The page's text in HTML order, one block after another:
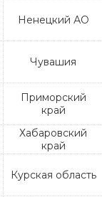
Ненецкий АО
Чувашия
Приморский
край
Хабаровский
край
Курская область